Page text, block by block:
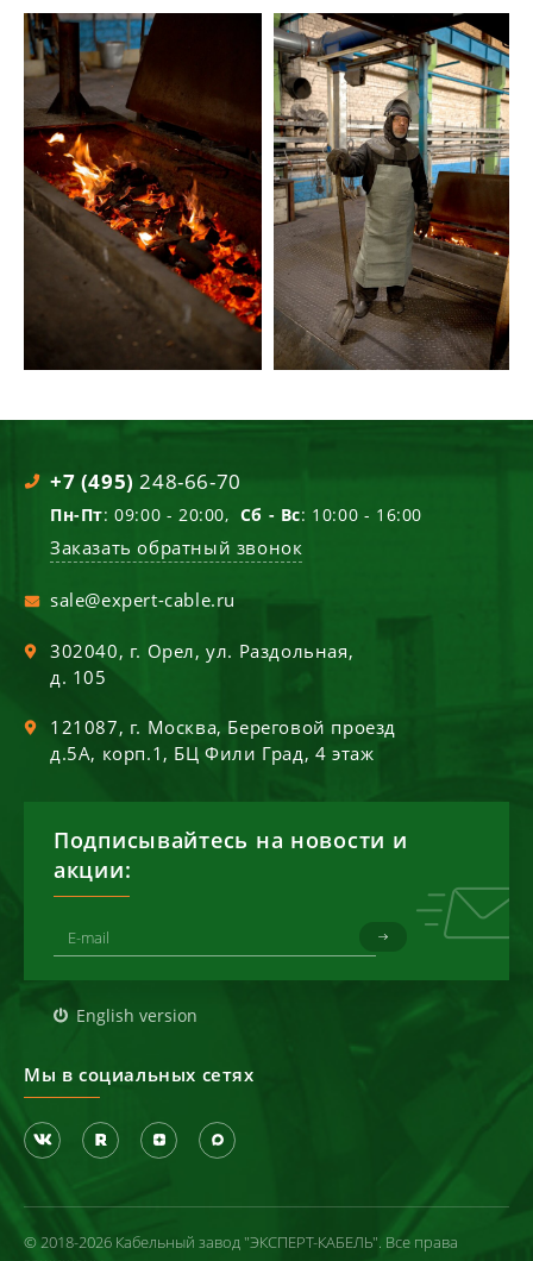
+7 (495) 248-66-70
Пн-Пт: 09:00 - 20:00, Сб - Вс: 10:00 - 16:00
Заказать обратный звонок
sale@expert-cable.ru
302040, г. Орел,ул. Раздольная,
д. 105
121087, г. Москва, Береговой проезд
д.5А, корп.1, БЦ Фили Град, 4 этаж
Подписывайтесь на новости и
акции:
English version
Мы в социальных сетях
© 2018-2026 Кабельный завод "ЭКСПЕРТ-КАБЕЛЬ". Все права